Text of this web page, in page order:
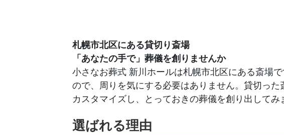
札幌市北区にある貸切り斎場
「あなたの手で」葬儀を創りませんか
小さなお葬式 新川ホールは札幌市北区にある斎場
ので、周りを気にする必要はありません。貸切っ
カスタマイズし、とっておきの葬儀を創り出してみ
選ばれる理由